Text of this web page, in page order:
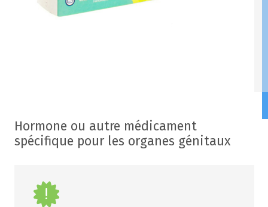
Hormone ou autre médicament
spécifique pour les organes génitaux